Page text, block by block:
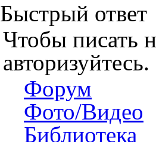
Быстрый ответ
Чтобы писать
авторизуйтесь.
Форум
Фото/Видео
Библиотека